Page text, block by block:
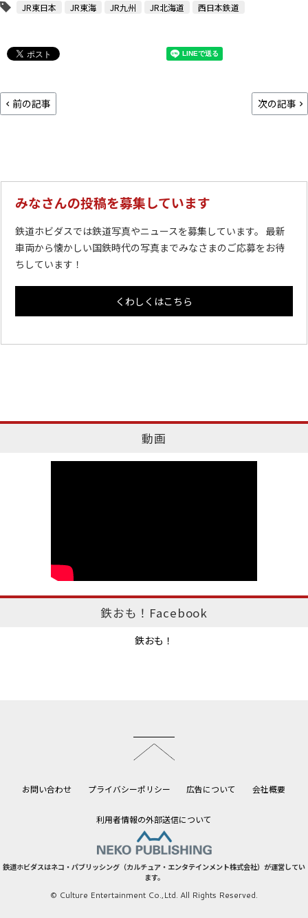
JR東日本 JR東海 JR九州 JR北海道 西日本鉄道
前の記事 次の記事
みなさんの投稿を募集しています
鉄道ホビダスでは鉄道写真やニュースを募集しています。 最新
車両から懐かしい国鉄時代の写真までみなさまのご応募をお待
ちしています！
くわしくはこちら
動画
鉄おも！Facebook
鉄おも！
お問い合わせ プライバシーポリシー 広告について 会社概要
利用者情報の外部送信について
鉄道ホビダスはネコ・パブリッシング（カルチュア・エンタテインメント株式会社）が運営してい
ます。
© Culture Entertainment Co.,Ltd. All Rights Reserved.